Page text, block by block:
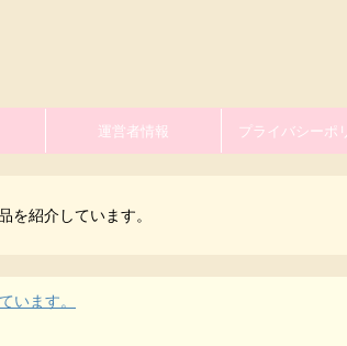
運営者情報 プライバシーポ
を紹介しています。
います。